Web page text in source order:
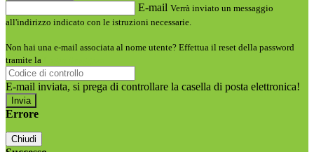
E-mail Verrà inviato un messaggio
all'indirizzo indicato con le istruzioni necessarie.
Non hai una e-mail associata al nome utente? Effettua il reset della password
tramite la
E-mail inviata, si prega di controllare la casella di posta elettronica!
Errore
Chiudi